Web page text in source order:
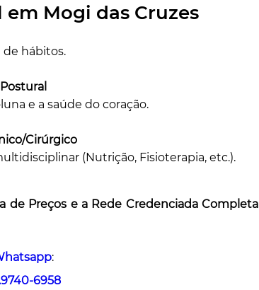
Mogi das Cruzes
de hábitos.
e a saúde do coração.
Cirúrgico
(Nutrição, Fisioterapia, etc.).
de Preços e a Rede Credenciada Completa
:
6958